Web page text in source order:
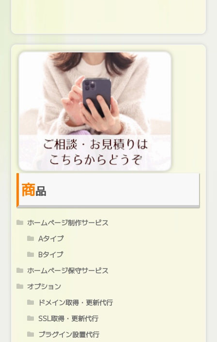
商品
ホームページ制作サービス
Aタイプ
Bタイプ
ホームページ保守サービス
オプション
ドメイン取得・更新代行
SSL取得・更新代行
プラグイン設置代行